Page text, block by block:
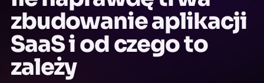
zbudowanie aplikacji
SaaS i od czego to
zależy